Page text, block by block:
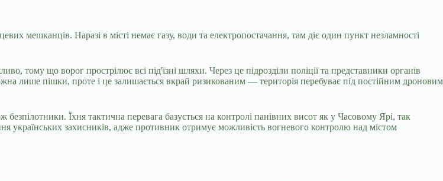
мешканців. Наразі в місті немає газу, води та електропостачання, там діє один пункт незламності
тому що ворог прострілює всі під'їзні шляхи. Через це підрозділи поліції та представники органів
лише пішки, проте і це залишається вкрай ризикованим — територія перебуває під постійним дроновим
Їхня тактична перевага базується на контролі панівних висот як у Часовому Ярі, так
українських захисників, адже противник отримує можливість вогневого контролю над містом